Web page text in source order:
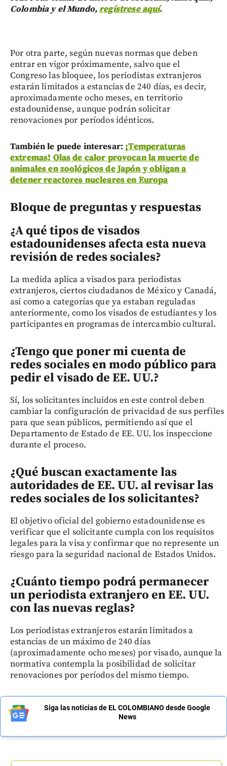
Colombia y el Mundo,regístrese aquí.
Por otra parte, según nuevas normas que deben
entrar en vigor próximamente, salvo que el
Congreso las bloquee, los periodistas extranjeros
estarán limitados a estancias de 240 días, es decir,
aproximadamente ocho meses, en territorio
estadounidense, aunque podrán solicitar
renovaciones por períodos idénticos.
También le puede interesar: ¡Temperaturas
extremas! Olas de calor provocan la muerte de
animales en zoológicos de Japón y obligan a
detener reactores nucleares en Europa
Bloque de preguntas y respuestas
¿A qué tipos de visados
estadounidenses afecta esta nueva
revisión de redes sociales?
La medida aplica a visados para periodistas
extranjeros, ciertos ciudadanos de México y Canadá,
así como a categorías que ya estaban reguladas
anteriormente, como los visados de estudiantes y los
participantes en programas de intercambio cultural.
¿Tengo que poner mi cuenta de
redes sociales en modo público para
pedir el visado de EE. UU.?
Sí, los solicitantes incluidos en este control deben
cambiar la configuración de privacidad de sus perfiles
para que sean públicos, permitiendo así que el
Departamento de Estado de EE. UU. los inspeccione
durante el proceso.
¿Qué buscan exactamente las
autoridades de EE. UU. al revisar las
redes sociales de los solicitantes?
El objetivo oficial del gobierno estadounidense es
verificar que el solicitante cumpla con los requisitos
legales para la visa y confirmar que no represente un
riesgo para la seguridad nacional de Estados Unidos.
¿Cuánto tiempo podrá permanecer
un periodista extranjero en EE. UU.
con las nuevas reglas?
Los periodistas extranjeros estarán limitados a
estancias de un máximo de 240 días
(aproximadamente ocho meses) por visado, aunque la
normativa contempla la posibilidad de solicitar
renovaciones por períodos del mismo tiempo.
Siga las noticias de EL COLOMBIANO desde Google
News